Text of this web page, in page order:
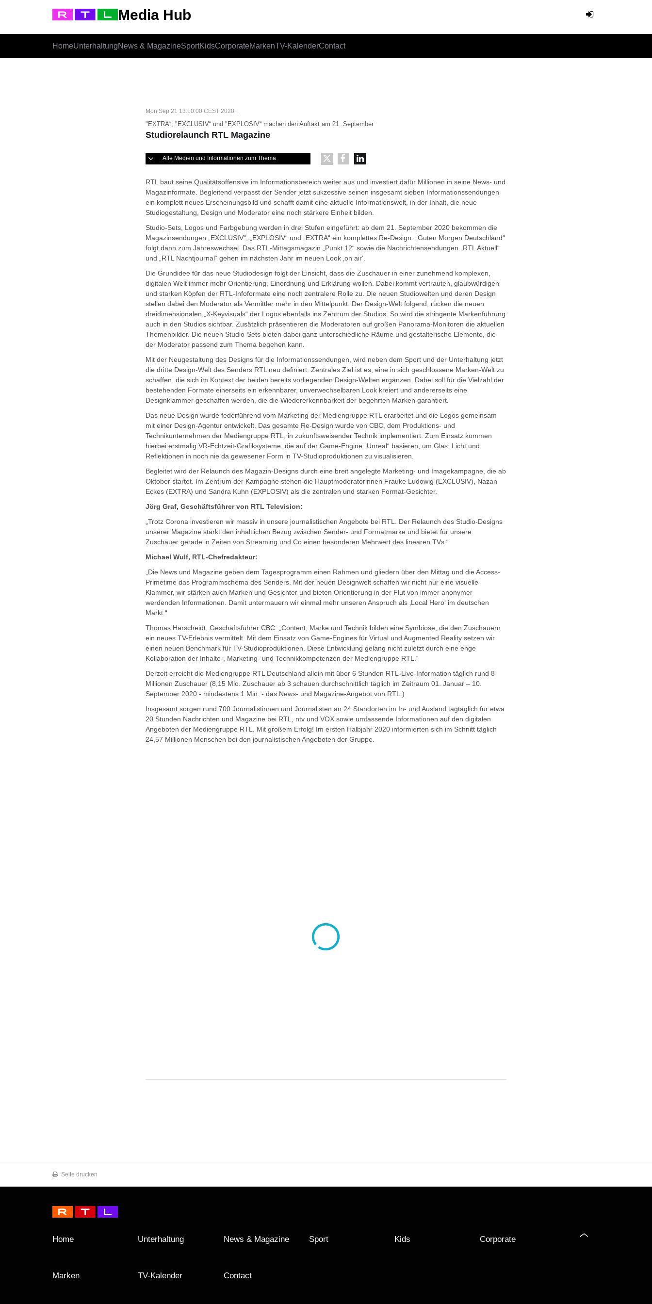
Media Hub
HomeUnterhaltungNews & MagazineSportKidsCorporateMarkenTV-KalenderContact
Mon Sep 21 13:10:00 CEST 2020 |
"EXTRA“, "EXCLUSIV“ und "EXPLOSIV“ machen den Auftakt am 21. September
Studiorelaunch RTL Magazine
Alle Medien und Informationen zum Thema
RTL baut seine Qualitätsoffensive im Informationsbereich weiter aus und investiert dafür Millionen in seine News- und
Magazinformate. Begleitend verpasst der Sender jetzt sukzessive seinen insgesamt sieben Informationssendungen
ein komplett neues Erscheinungsbild und schafft damit eine aktuelle Informationswelt, in der Inhalt, die neue
Studiogestaltung, Design und Moderator eine noch stärkere Einheit bilden.
Studio-Sets, Logos und Farbgebung werden in drei Stufen eingeführt: ab dem 21. September 2020 bekommen die
Magazinsendungen „EXCLUSIV“, „EXPLOSIV“ und „EXTRA“ ein komplettes Re-Design. „Guten Morgen Deutschland“
folgt dann zum Jahreswechsel. Das RTL-Mittagsmagazin „Punkt 12“ sowie die Nachrichtensendungen „RTL Aktuell“
und „RTL Nachtjournal“ gehen im nächsten Jahr im neuen Look ‚on air‘.
Die Grundidee für das neue Studiodesign folgt der Einsicht, dass die Zuschauer in einer zunehmend komplexen,
digitalen Welt immer mehr Orientierung, Einordnung und Erklärung wollen. Dabei kommt vertrauten, glaubwürdigen
und starken Köpfen der RTL-Infoformate eine noch zentralere Rolle zu. Die neuen Studiowelten und deren Design
stellen dabei den Moderator als Vermittler mehr in den Mittelpunkt. Der Design-Welt folgend, rücken die neuen
dreidimensionalen „X-Keyvisuals“ der Logos ebenfalls ins Zentrum der Studios. So wird die stringente Markenführung
auch in den Studios sichtbar. Zusätzlich präsentieren die Moderatoren auf großen Panorama-Monitoren die aktuellen
Themenbilder. Die neuen Studio-Sets bieten dabei ganz unterschiedliche Räume und gestalterische Elemente, die
der Moderator passend zum Thema begehen kann.
Mit der Neugestaltung des Designs für die Informationssendungen, wird neben dem Sport und der Unterhaltung jetzt
die dritte Design-Welt des Senders RTL neu definiert. Zentrales Ziel ist es, eine in sich geschlossene Marken-Welt zu
schaffen, die sich im Kontext der beiden bereits vorliegenden Design-Welten ergänzen. Dabei soll für die Vielzahl der
bestehenden Formate einerseits ein erkennbarer, unverwechselbaren Look kreiert und andererseits eine
Designklammer geschaffen werden, die die Wiedererkennbarkeit der begehrten Marken garantiert.
Das neue Design wurde federführend vom Marketing der Mediengruppe RTL erarbeitet und die Logos gemeinsam
mit einer Design-Agentur entwickelt. Das gesamte Re-Design wurde von CBC, dem Produktions- und
Technikunternehmen der Mediengruppe RTL, in zukunftsweisender Technik implementiert. Zum Einsatz kommen
hierbei erstmalig VR-Echtzeit-Grafiksysteme, die auf der Game-Engine „Unreal“ basieren, um Glas, Licht und
Reflektionen in noch nie da gewesener Form in TV-Studioproduktionen zu visualisieren.
Begleitet wird der Relaunch des Magazin-Designs durch eine breit angelegte Marketing- und Imagekampagne, die ab
Oktober startet. Im Zentrum der Kampagne stehen die Hauptmoderatorinnen Frauke Ludowig (EXCLUSIV), Nazan
Eckes (EXTRA) und Sandra Kuhn (EXPLOSIV) als die zentralen und starken Format-Gesichter.
Jörg Graf, Geschäftsführer von RTL Television:
„Trotz Corona investieren wir massiv in unsere journalistischen Angebote bei RTL. Der Relaunch des Studio-Designs
unserer Magazine stärkt den inhaltlichen Bezug zwischen Sender- und Formatmarke und bietet für unsere
Zuschauer gerade in Zeiten von Streaming und Co einen besonderen Mehrwert des linearen TVs.“
Michael Wulf, RTL-Chefredakteur:
„Die News und Magazine geben dem Tagesprogramm einen Rahmen und gliedern über den Mittag und die Access-
Primetime das Programmschema des Senders. Mit der neuen Designwelt schaffen wir nicht nur eine visuelle
Klammer, wir stärken auch Marken und Gesichter und bieten Orientierung in der Flut von immer anonymer
werdenden Informationen. Damit untermauern wir einmal mehr unseren Anspruch als ‚Local Hero‘ im deutschen
Markt.“
Thomas Harscheidt, Geschäftsführer CBC: „Content, Marke und Technik bilden eine Symbiose, die den Zuschauern
ein neues TV-Erlebnis vermittelt. Mit dem Einsatz von Game-Engines für Virtual und Augmented Reality setzen wir
einen neuen Benchmark für TV-Studioproduktionen. Diese Entwicklung gelang nicht zuletzt durch eine enge
Kollaboration der Inhalte-, Marketing- und Technikkompetenzen der Mediengruppe RTL.“
Derzeit erreicht die Mediengruppe RTL Deutschland allein mit über 6 Stunden RTL-Live-Information täglich rund 8
Millionen Zuschauer (8,15 Mio. Zuschauer ab 3 schauen durchschnittlich täglich im Zeitraum 01. Januar – 10.
September 2020 - mindestens 1 Min. - das News- und Magazine-Angebot von RTL.)
Insgesamt sorgen rund 700 Journalistinnen und Journalisten an 24 Standorten im In- und Ausland tagtäglich für etwa
20 Stunden Nachrichten und Magazine bei RTL, ntv und VOX sowie umfassende Informationen auf den digitalen
Angeboten der Mediengruppe RTL. Mit großem Erfolg! Im ersten Halbjahr 2020 informierten sich im Schnitt täglich
24,57 Millionen Menschen bei den journalistischen Angeboten der Gruppe.
Seite drucken
Home Unterhaltung News & Magazine Sport Kids Corporate
Marken TV-Kalender Contact